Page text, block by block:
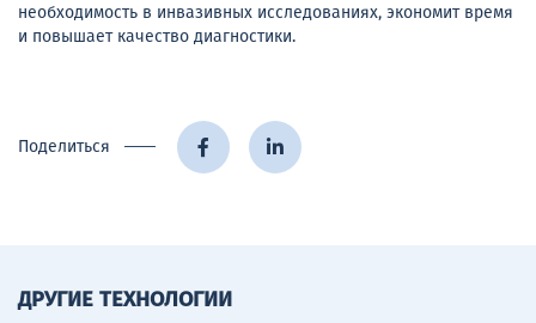
необходимость в инвазивных исследованиях, экономит время
и повышает качество диагностики.
Поделиться
ДРУГИЕ ТЕХНОЛОГИИ